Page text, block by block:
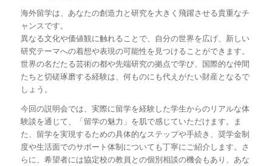
海外留学は、あなたの創造力と研究を大きく飛躍させる貴重なチ
ャンスです。
異なる文化や価値観に触れることで、自分の世界を広げ、新しい
研究テーマへの着想や表現の可能性を見つけることができます。
世界の名だたる芸術の都や先端研究の拠点で学び、国際的な仲間
たちと切磋琢磨する経験は、何ものにも代えがたい財産となるで
しょう。
今回の説明会では、実際に留学を経験した学生からのリアルな体
験談を通じて、「留学の魅力」を肌で感じていただけます。ま
た、留学を実現するための具体的なステップや手続き、奨学金制
度や生活面でのサポート体制についても丁寧にご紹介します。さ
らに、希望者には協定校の教員との個別相談の機会もあり、あな